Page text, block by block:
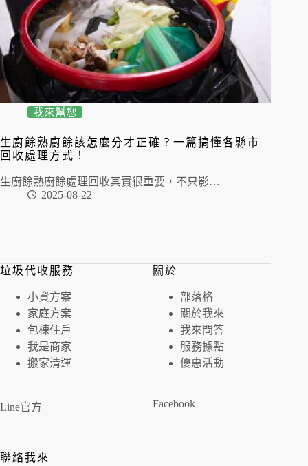
我來幫您
生廚餘熟廚餘該怎麼分才正確？一篇搞懂各縣市
回收處理方式！
生廚餘熟廚餘處理回收其實很重要，不只影…
2025-08-22
垃圾代收服務
⼩資⽅案
家庭⽅案
包棟住戶
我是商家
搬家清運
Line官方
關於
部落格
關於我來
我來問答
服務據點
優惠活動
Facebook
聯絡我來